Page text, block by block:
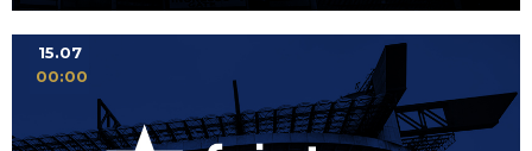
15.07
00:00